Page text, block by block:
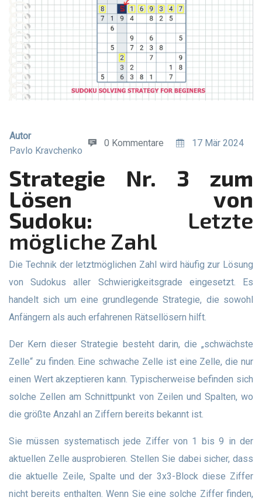
Autor
Pavlo Kravchenko
0 Kommentare 17 Mär 2024
Strategie Nr. 3 zum
Lösen von
Sudoku: Letzte
mögliche Zahl
Die Technik der letztmöglichen Zahl wird häufig zur Lösung
von Sudokus aller Schwierigkeitsgrade eingesetzt. Es
handelt sich um eine grundlegende Strategie, die sowohl
Anfängern als auch erfahrenen Rätsellösern hilft.
Der Kern dieser Strategie besteht darin, die „schwächste
Zelle“ zu finden. Eine schwache Zelle ist eine Zelle, die nur
einen Wert akzeptieren kann. Typischerweise befinden sich
solche Zellen am Schnittpunkt von Zeilen und Spalten, wo
die größte Anzahl an Ziffern bereits bekannt ist.
Sie müssen systematisch jede Ziffer von 1 bis 9 in der
aktuellen Zelle ausprobieren. Stellen Sie dabei sicher, dass
die aktuelle Zeile, Spalte und der 3x3-Block diese Ziffer
nicht bereits enthalten. Wenn Sie eine solche Ziffer finden,